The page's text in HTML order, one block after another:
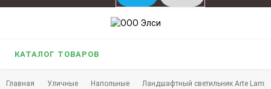
КАТАЛОГ ТОВАРОВ
Главная Уличные Напольные Ландшафтный светильник Arte Lamp